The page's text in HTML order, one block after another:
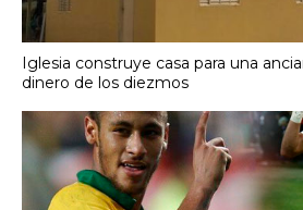
Iglesia construye casa para una
dinero de los diezmos